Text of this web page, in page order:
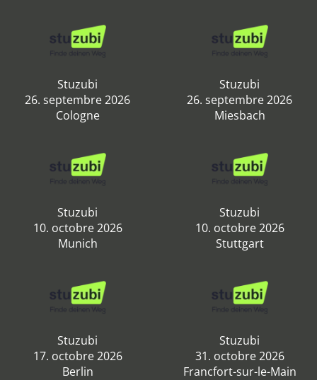
Stuzubi
26. septembre 2026
Cologne
Stuzubi
26. septembre 2026
Miesbach
Stuzubi
10. octobre 2026
Munich
Stuzubi
10. octobre 2026
Stuttgart
Stuzubi
17. octobre 2026
Berlin
Stuzubi
31. octobre 2026
Francfort-sur-le-Main